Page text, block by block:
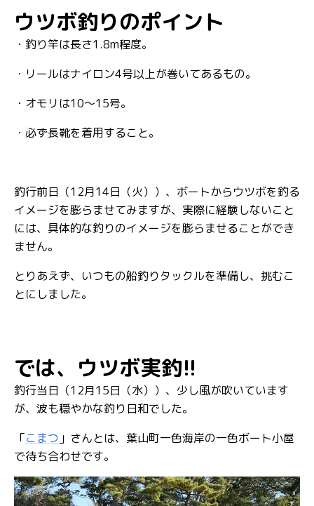
ウツボ釣りのポイント
・釣り竿は長さ1.8m程度。
・リールはナイロン4号以上が巻いてあるもの。
・オモリは10～15号。
・必ず長靴を着用すること。
釣行前日（12月14日（火））、ボートからウツボを釣る
イメージを膨らませてみますが、実際に経験しないこと
には、具体的な釣りのイメージを膨らませることができ
ません。
とりあえず、いつもの船釣りタックルを準備し、挑むこ
とにしました。
では、ウツボ実釣!!
釣行当日（12月15日（水））、少し風が吹いています
が、波も穏やかな釣り日和でした。
「こまつ 」さんとは、葉山町一色海岸の一色ボート小屋
で待ち合わせです。